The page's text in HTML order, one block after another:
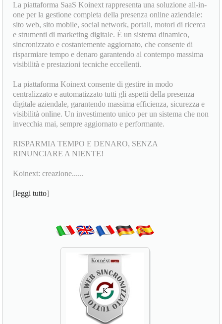
La piattaforma SaaS Koinext rappresenta una soluzione all-in-
one per la gestione completa della presenza online aziendale:
sito web, sito mobile, social network, portali, motori di ricerca
e strumenti di marketing digitale. È un sistema dinamico,
sincronizzato e costantemente aggiornato, che consente di
risparmiare tempo e denaro garantendo al contempo massima
visibilità e prestazioni tecniche eccellenti.
La piattaforma Koinext consente di gestire in modo
centralizzato e automatizzato tutti gli aspetti della presenza
digitale aziendale, garantendo massima efficienza, sicurezza e
visibilità online. Un investimento unico per un sistema che non
invecchia mai, sempre aggiornato e performante.
RISPARMIA TEMPO E DENARO, SENZA
RINUNCIARE A NIENTE!
Koinext: creazione......
[leggi tutto]